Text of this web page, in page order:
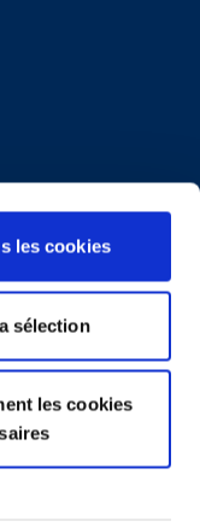
les cookies
sélection
les cookies